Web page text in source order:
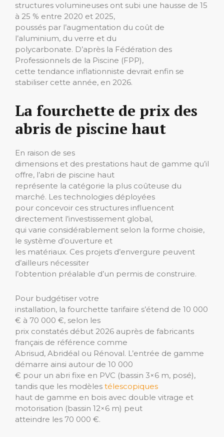
structures volumineuses ont subi une hausse de 15
à 25 % entre 2020 et 2025,
poussés par l’augmentation du coût de
l’aluminium, du verre et du
polycarbonate. D’après la Fédération des
Professionnels de la Piscine (FPP),
cette tendance inflationniste devrait enfin se
stabiliser cette année, en 2026.
La fourchette de prix des
abris de piscine haut
En raison de ses
dimensions et des prestations haut de gamme qu’il
offre, l’abri de piscine haut
représente la catégorie la plus coûteuse du
marché. Les technologies déployées
pour concevoir ces structures influencent
directement l’investissement global,
qui varie considérablement selon la forme choisie,
le système d’ouverture et
les matériaux. Ces projets d’envergure peuvent
d’ailleurs nécessiter
l’obtention préalable d’un permis de construire.
Pour budgétiser votre
installation, la fourchette tarifaire s’étend de 10 000
€ à 70 000 €, selon les
prix constatés début 2026 auprès de fabricants
français de référence comme
Abrisud, Abridéal ou Rénoval. L’entrée de gamme
démarre ainsi autour de 10 000
€ pour un abri fixe en PVC (bassin 3×6 m, posé),
tandis que les modèles télescopiques
haut de gamme en bois avec double vitrage et
motorisation (bassin 12×6 m) peut
atteindre les 70 000 €.